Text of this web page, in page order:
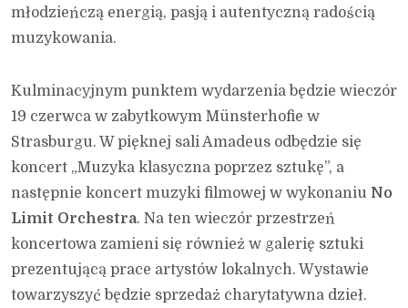
młodzieńczą energią, pasją i autentyczną radością
muzykowania.
Kulminacyjnym punktem wydarzenia będzie wieczór
19 czerwca w zabytkowym Münsterhofie w
Strasburgu. W pięknej sali Amadeus odbędzie się
koncert „Muzyka klasyczna poprzez sztukę”, a
następnie koncert muzyki filmowej w wykonaniu No
Limit Orchestra. Na ten wieczór przestrzeń
koncertowa zamieni się również w galerię sztuki
prezentującą prace artystów lokalnych. Wystawie
towarzyszyć będzie sprzedaż charytatywna dzieł.